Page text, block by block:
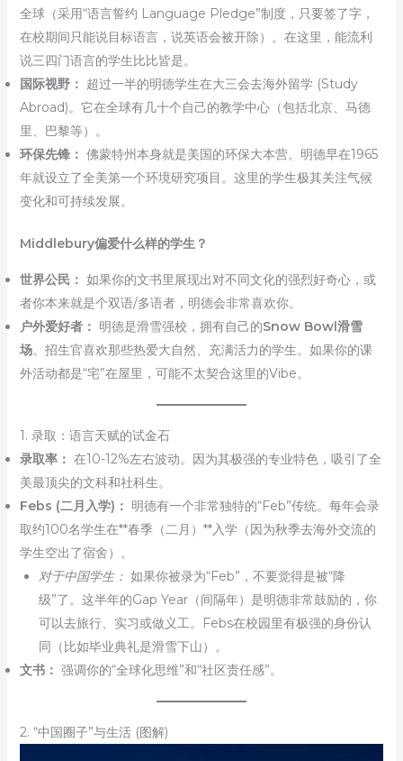
全球（采用“语言誓约 Language Pledge”制度，只要签了字，
在校期间只能说目标语言，说英语会被开除）。在这里，能流利
说三四门语言的学生比比皆是。
国际视野： 超过一半的明德学生在大三会去海外留学 (Study
Abroad)。它在全球有几十个自己的教学中心（包括北京、马德
里、巴黎等）。
环保先锋： 佛蒙特州本身就是美国的环保大本营。明德早在1965
年就设立了全美第一个环境研究项目。这里的学生极其关注气候
变化和可持续发展。
Middlebury偏爱什么样的学生？
世界公民： 如果你的文书里展现出对不同文化的强烈好奇心，或
者你本来就是个双语/多语者，明德会非常喜欢你。
户外爱好者： 明德是滑雪强校，拥有自己的Snow Bowl滑雪
场。招生官喜欢那些热爱大自然、充满活力的学生。如果你的课
外活动都是“宅”在屋里，可能不太契合这里的Vibe。
1. 录取：语言天赋的试金石
录取率： 在10-12%左右波动。因为其极强的专业特色，吸引了全
美最顶尖的文科和社科生。
Febs (二月入学)： 明德有一个非常独特的“Feb”传统。每年会录
取约100名学生在**春季（二月）**入学（因为秋季去海外交流的
学生空出了宿舍）。
对于中国学生： 如果你被录为“Feb”，不要觉得是被“降
级”了。这半年的Gap Year（间隔年）是明德非常鼓励的，你
可以去旅行、实习或做义工。Febs在校园里有极强的身份认
同（比如毕业典礼是滑雪下山）。
文书： 强调你的“全球化思维”和“社区责任感”。
2. “中国圈子”与生活 (图解)